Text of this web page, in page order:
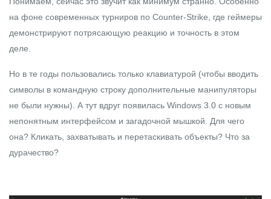
на фоне современных турниров по Counter-Strike, где геймеры
демонстрируют потрясающую реакцию и точность в этом
деле.
Но в те годы пользовались только клавиатурой (чтобы вводить
символы в командную строку дополнительные манипуляторы
не были нужны). А тут вдруг появилась Windows 3.0 с новым
непонятным интерфейсом и загадочной мышкой. Для чего
она? Кликать, захватывать и перетаскивать объекты? Что за
дурачество?